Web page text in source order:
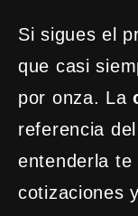
Si sigues el
que casi
por onza. La
referencia
entenderla
cotizaciones